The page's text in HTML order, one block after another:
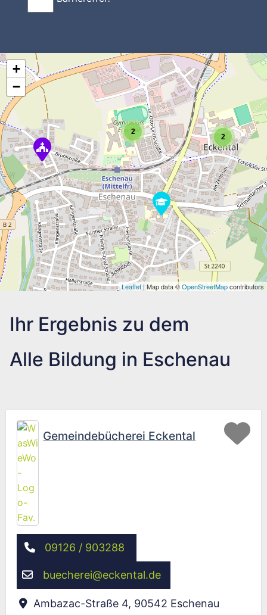
Ihr Ergebnis zu dem
Alle Bildung in Eschenau
Gemeindebücherei Eckental
09126 / 903288
buecherei@eckental.de
Ambazac-Straße 4, 90542 Eschenau
2
2
+
−
Leaflet | Map data ©OpenStreetMapcontributors